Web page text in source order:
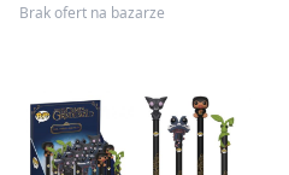
Brak ofert na bazarze